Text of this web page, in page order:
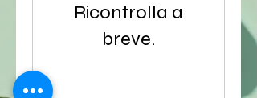
Ricontrolla a
breve.